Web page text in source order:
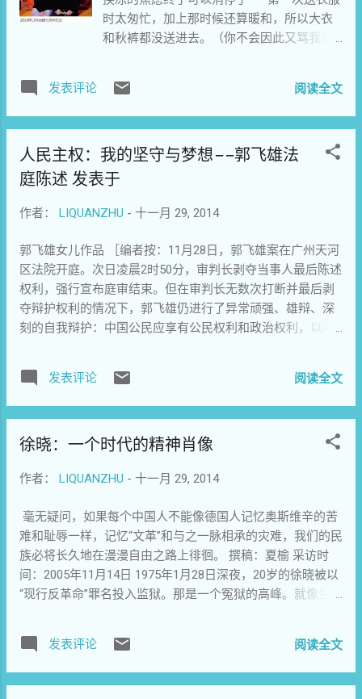
手艺吃饭才算体面”的迂腐观念，需要维持为
成为一个作家而心怀愧怍的感觉，其实和我
死也不肯以政治为谋生手段一样，不过是一
倦，像无聊时的响指，夜行时的口哨。人被
我为此也付出了沉重的代价。在立人大学讲
课的时候，玉闪当着学生的面夸我说我“无怨
无悔”。这不是真的，我很后悔。如果让我从
付出了这么多。玉闪被抓后，虽然对此早有
心理准备，但心里还是怕得不行。这和王登
朝、许万平、倪玉兰、肖勇什么的完全是两
回事儿。我不认识他们，他们对于我来说只
是个陌生的名字，而玉闪却是我极亲近的朋
友。但我也只敢给阿潘发了条短信：“保重”，
话给我：“唐僧，你没事儿吧？”我心里惭愧极
的挚友，原因只有一个...
就要谈到行动者的个人学识和修养了。 大部分的行动者，
口口声声为了民主，他们真的懂得什么叫民主吗？他们具有
一个自由战士的素质和修养吗？所有的中国人，无论体制内
味或者奴性，或者都有，如果意识不到，不去努力清除，你
要的民主就是一个人的民主了，我们也永远与现代文明无
缘。这就需要多读书，多学习，读西方那些启蒙性质的书，
个与文明社会接轨的高素质人类。 目前国内的现状是：拥
有这些学识的人，大多是以笔为武器来进行启蒙，而那些勇
来说，我在主流社会混不下去，那就在非主流社会混，民主
常熟悉中国社会的运作方式，洞悉人性，却不懂民主。对他
们来说，...
时太匆忙，加上那时候还算暖和，所以大衣
和秋裤都没送进去。（你不会因此又骂我笨
你的字迹，当时我还有点高兴。可是我一直
没收到需求单，你到底写了没有？还有，看
过你花了多少钱来了解你在里面的生活，这
个希望也落空了。 原谅我又在东拉西扯说些
该从何说起。 这一个月过得很糟糕，比你刚
了一件坏事，没等信写完，很快又发生了新
的坏事。信一改再改，我几乎失去了动笔的
勇气。你不知道吧？在你走后，又有六个师
友陆续被带走，凯平、夏霖、小何、小树，
都是极其亲密的兄弟，多半是受你连累；薛
为 “危害国家安全”的罪名被带走的。“我以为
事情已经坏到底了，没想到底下还有地下
传知行的其他人陆续被传唤，罪名换成了“非
是在不被提前告知的情况下被带走。（运气
不好的，就会像凯平这样，一直下落不
明。）所以，每一个人被传唤，我们的心都
会一直悬着，直到他回来后向我们报平安。
若是哪个人的电话突然不通，超过半天仍然
联系不上，我就会想：终于还是连累他了……
年，你因那事被软禁在家近三个月，我们聊
那么多人为了收留一个张俭而家破人亡，多
发表评论 阅读全文
人民主权：我的坚守与梦想——郭飞雄法
庭陈述 发表于
作者： LIQUANZHU - 十一月 29, 2014
郭飞雄女儿作品 ［编者按：11月28日，郭飞雄案在广州天河
区法院开庭。次日凌晨2时50分，审判长剥夺当事人最后陈述
权利，强行宣布庭审结束。但在审判长无数次打断并最后剥
夺辩护权利的情况下，郭飞雄仍进行了异常顽强、雄辩、深
刻的自我辩护：中国公民应享有公民权利和政治权利，以和
利，不惧为此担当承受。本文即郭飞雄法庭陈词，由其在美
国的家人提供，特在此致谢。］ 一九八四，这是奥威尔的
一部名著的名字，也是我切入自由民主运动的时间起点。 这
堂的咖啡厅里，我有幸听到了一位老人的演讲，老人的面庞
锐的江浙口音的普通话直接点名批评当时的最高领导人邓小
家的创作自由。这位令人尊敬的老人名叫王若望。此时我刚
从鄂西北山区县来到大上海不到三月，平生第一次目睹有人
在公开场合严厉抨击最高领导人，我的心灵所受撞击之深是
难以名状的。 当时的上海正沉浸在一场前所未有的自由思想
“小阳春”里，是年夏季，开明政治家胡耀邦扭转此前的极左回
受此激发，上海地区倾向自由的教授、学者和作家们迸发出
强烈的政治和思想言说激情，他们像开春躁动的生灵，纷纷
走入大学讲坛、学术研讨会、沙龙、咖啡厅，发出要求思想
发表评论 阅读全文
徐晓：一个时代的精神肖像
作者： LIQUANZHU - 十一月 29, 2014
毫无疑问，如果每个中国人不能像德国人记忆奥斯维辛的苦
难和耻辱一样，记忆“文革”和与之一脉相承的灾难，我们的民
族必将长久地在漫漫自由之路上徘徊。 撰稿：夏榆 采访时
间：2005年11月14日 1975年1月28日深夜，20岁的徐晓被以
“现行反革命”罪名投入监狱。那是一个冤狱的高峰。就像生活
因为莫须有的罪名而被捕的人，关押时间最长的已经超过十
年的，是民主党派人士屈武的夫人，刘少奇的前妻谢飞在单
发表评论 阅读全文